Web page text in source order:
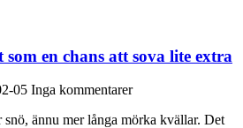
en chans att sova lite extra
05 Inga kommentarer
ännu mer långa mörka kvällar. Det